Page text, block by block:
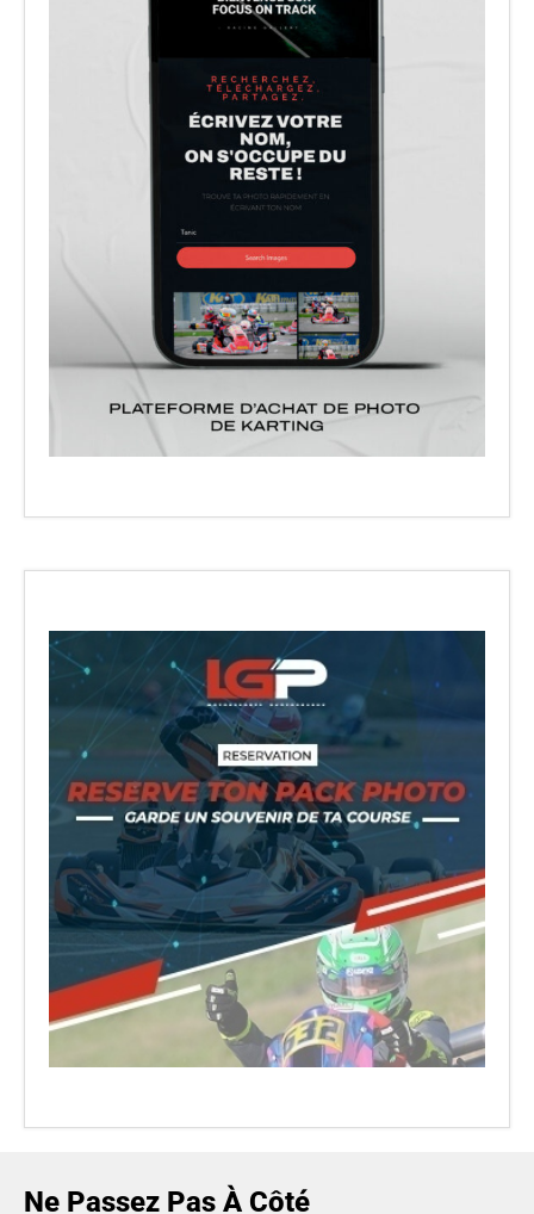
Ne Passez Pas À Côté